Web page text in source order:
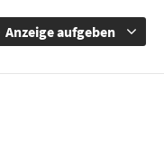
Anzeige aufgeben